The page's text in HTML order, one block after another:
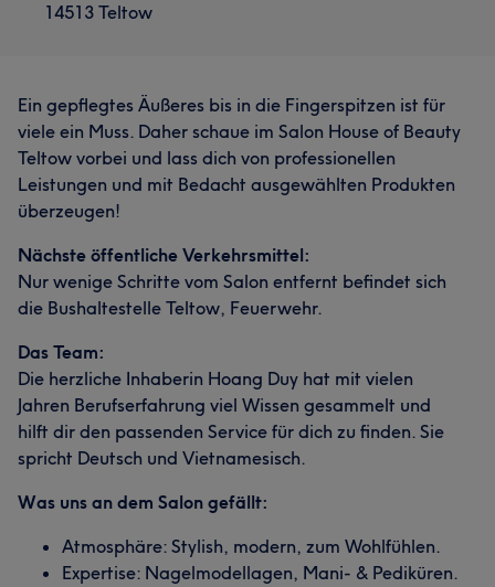
14513 Teltow
Ein gepflegtes Äußeres bis in die Fingerspitzen ist für
viele ein Muss. Daher schaue im Salon House of Beauty
Teltow vorbei und lass dich von professionellen
Leistungen und mit Bedacht ausgewählten Produkten
überzeugen!
Nächste öffentliche Verkehrsmittel:
Nur wenige Schritte vom Salon entfernt befindet sich
die Bushaltestelle Teltow, Feuerwehr.
Das Team:
Die herzliche Inhaberin Hoang Duy hat mit vielen
Jahren Berufserfahrung viel Wissen gesammelt und
hilft dir den passenden Service für dich zu finden. Sie
spricht Deutsch und Vietnamesisch.
Was uns an dem Salon gefällt:
Atmosphäre: Stylish, modern, zum Wohlfühlen.
Expertise: Nagelmodellagen, Mani- & Pediküren.